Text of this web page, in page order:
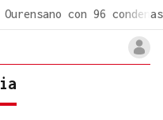
Ourensano con 96 condenas